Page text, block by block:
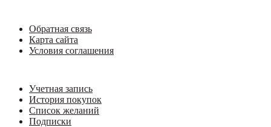
Обратная связь
Карта сайта
Условия соглашения
Учетная запись
История покупок
Список желаний
Подписки